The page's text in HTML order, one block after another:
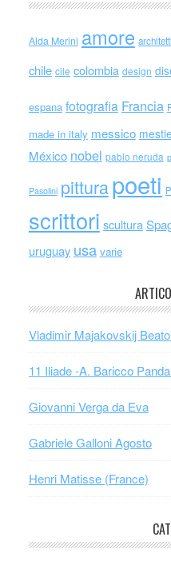
Alda Merini amore architetti
chile cile colombia design
espana fotografia Francia
made in italy messico
México nobel pablo neruda
Pasolini pitturapoeti
scrittori scultura
uruguay usa varie
Vladimir Majakovskij
11 Iliade -A. Baricco
Giovanni Verga da Eva
Gabriele Galloni Agosto
Henri Matisse (France)